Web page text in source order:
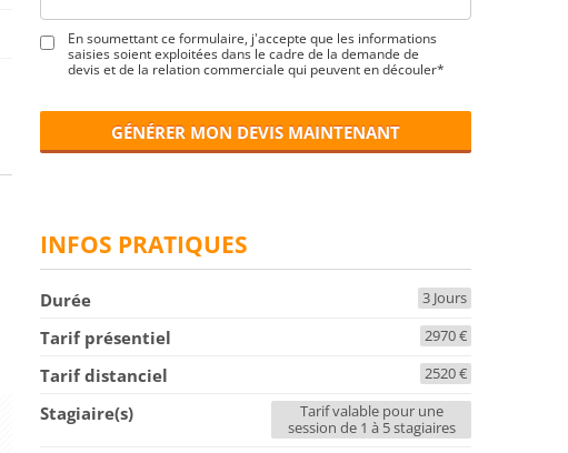
En soumettant ce formulaire, j'accepte que les informations
saisies soient exploitées dans le cadre de la demande de
devis et de la relation commerciale qui peuvent en découler*
GÉNÉRER MON DEVIS MAINTENANT
INFOS PRATIQUES
Durée 3 Jours
Tarif présentiel 2970 €
Tarif distanciel 2520 €
Stagiaire(s)
Tarif valable pour une
session de 1 à 5 stagiaires